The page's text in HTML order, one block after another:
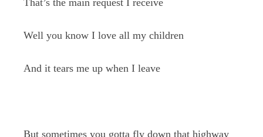
That’s the main request I receive
Well you know I love all my children
And it tears me up when I leave
But sometimes you gotta fly down that highway